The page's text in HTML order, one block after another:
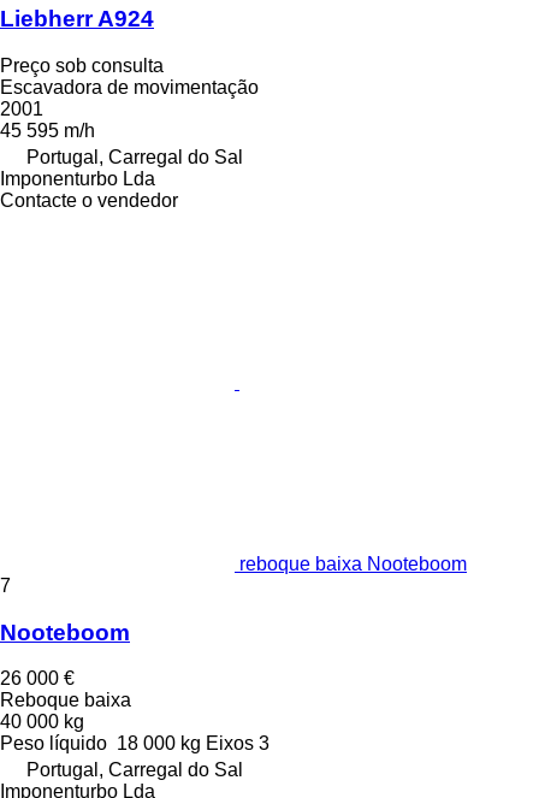
Liebherr A924
Preço sob consulta
Escavadora de movimentação
2001
45 595 m/h
Portugal, Carregal do Sal
Imponenturbo Lda
Contacte o vendedor
reboque baixa Nooteboom
7
Nooteboom
26 000 €
Reboque baixa
40 000 kg
Peso líquido 18 000 kg Eixos 3
Portugal, Carregal do Sal
Imponenturbo Lda